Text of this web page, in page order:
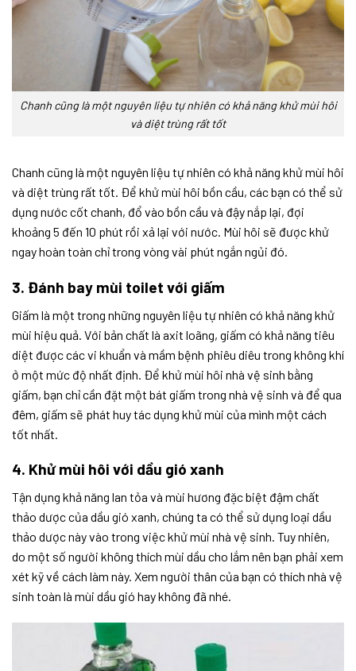
Chanh cũng là một nguyên liệu tự nhiên có khả năng khử mùi hôi
và diệt trùng rất tốt
Chanh cũng là một nguyên liệu tự nhiên có khả năng khử mùi hôi
và diệt trùng rất tốt. Để khử mùi hôi bồn cầu, các bạn có thể sử
dụng nước cốt chanh, đổ vào bồn cầu và đậy nắp lại, đợi
khoảng 5 đến 10 phút rồi xả lại với nước. Mùi hôi sẽ được khử
ngay hoàn toàn chỉ trong vòng vài phút ngắn ngủi đó.
3. Đánh bay mùi toilet với giấm
Giấm là một trong những nguyên liệu tự nhiên có khả năng khử
mùi hiệu quả. Với bản chất là axit loãng, giấm có khả năng tiêu
diệt được các vi khuẩn và mầm bệnh phiêu diêu trong không khí
ở một mức độ nhất định. Để khử mùi hôi nhà vệ sinh bằng
giấm, bạn chỉ cần đặt một bát giấm trong nhà vệ sinh và để qua
đêm, giấm sẽ phát huy tác dụng khử mùi của mình một cách
tốt nhất.
4. Khử mùi hôi với dầu gió xanh
Tận dụng khả năng lan tỏa và mùi hương đặc biệt đậm chất
thảo dược của dầu gió xanh, chúng ta có thể sử dụng loại dầu
thảo dược này vào trong việc khử mùi nhà vệ sinh. Tuy nhiên,
do một số người không thích mùi dầu cho lắm nên bạn phải xem
xét kỹ về cách làm này. Xem người thân của bạn có thích nhà vệ
sinh toàn là mùi dầu gió hay không đã nhé.